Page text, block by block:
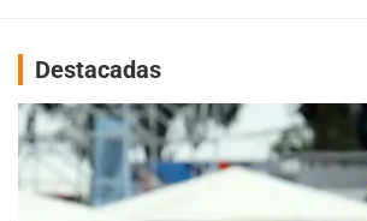
Destacadas